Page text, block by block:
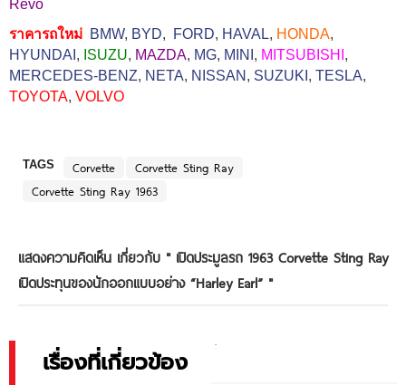
Revo
ราคารถใหม่ BMW, BYD, FORD, HAVAL, HONDA,
HYUNDAI , ISUZU, MAZDA, MG, MINI , MITSUBISHI ,
MERCEDES-BENZ, NETA, NISSAN , SUZUKI , TESLA,
TOYOTA, VOLVO
TAGS Corvette
Corvette Sting Ray
Corvette Sting Ray 1963
แสดงความคิดเห็น เกี่ยวกับ " เปิดประมูลรถ 1963 Corvette Sting Ray
เปิดประทุนของนักออกแบบอย่าง “Harley Earl” "
เรื่องที่เกี่ยวข้อง